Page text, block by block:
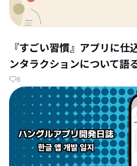
『すごい習慣』アプリに仕
ンタラクションについて語
6